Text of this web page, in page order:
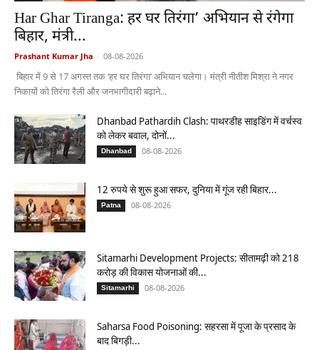
Har Ghar Tiranga: हर घर तिरंगा’ अभियान से रंगेगा
बिहार, मंत्री...
Prashant Kumar Jha - 08-08-2026
बिहार में 9 से 17 अगस्त तक ‘हर घर तिरंगा’ अभियान चलेगा। मंत्री नीतीश मिश्रा ने नगर
निकायों को तिरंगा रैली और जनभागीदारी बढ़ाने...
Dhanbad Pathardih Clash: पाथरडीह साइडिंग में वर्चस्व
को लेकर बवाल, दोनों...
Dhanbad 08-08-2026
12 रुपये से शुरू हुआ सफर, दुनिया में गूंज रही बिहार...
Patna 08-08-2026
Sitamarhi Development Projects: सीतामढ़ी को 218
करोड़ की विकास योजनाओं की...
Sitamarhi 08-08-2026
Saharsa Food Poisoning: सहरसा में पूजा के प्रसाद के
बाद बिगड़ी...